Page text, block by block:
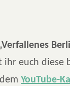
euch diese
YouTube-